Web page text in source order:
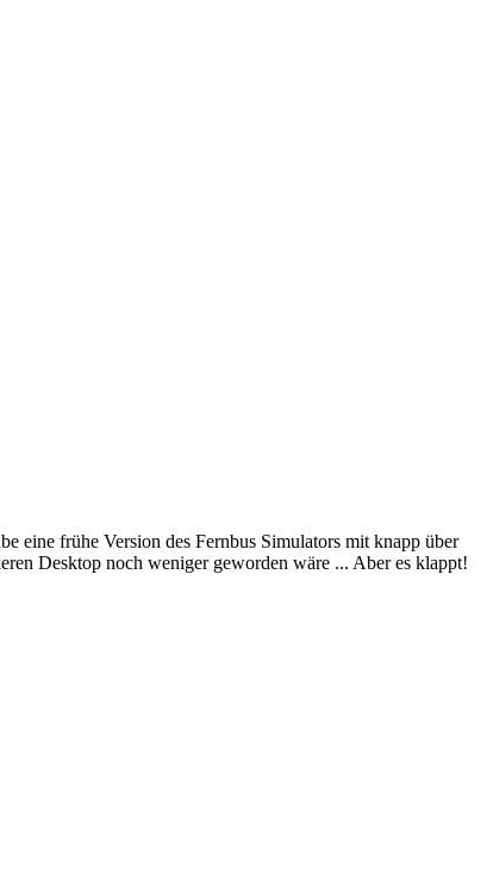
eine frühe Version des Fernbus Simulators mit knapp über
Desktop noch weniger geworden wäre ... Aber es klappt!